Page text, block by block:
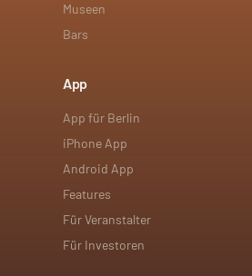
Museen
Bars
App
App für Berlin
iPhone App
Android App
Features
Für Veranstalter
Für Investoren